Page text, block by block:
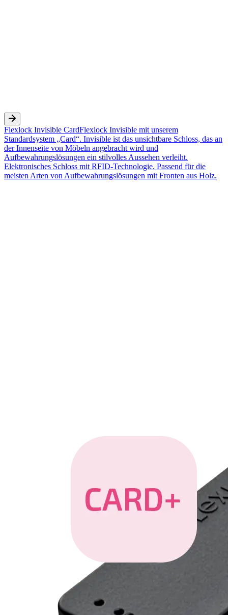
Flexlock Invisible CardFlexlock Invisible mit unserem
Standardsystem „Card“. Invisible ist das unsichtbare Schloss, das an
der Innenseite von Möbeln angebracht wird und
Aufbewahrungslösungen ein stilvolles Aussehen verleiht.
Elektronisches Schloss mit RFID-Technologie. Passend für die
meisten Arten von Aufbewahrungslösungen mit Fronten aus Holz.